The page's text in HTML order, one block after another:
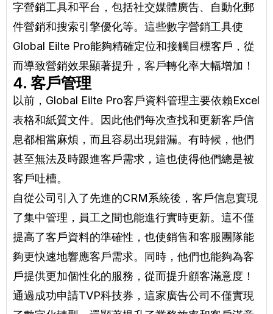
字營銷工具和平台，包括社交媒體廣告、自動化郵
件營銷和搜索引擎優化等。這些數字營銷工具使
Global Eilte Pro能夠精確定位和接觸目標客戶，從
而導致營銷效果顯著提升，客戶轉化率大幅增加！
4. 客戶管理
以前，Global Eilte Pro客戶資料管理主要依賴Excel
表格和紙質文件。因此他們每次查找和更新客戶信
息都相當麻煩，而且容易出現錯漏。有時候，他們
甚至無法及時跟進客戶需求，這也使得他們總是被
客戶吐槽。
自從公司引入了先進的CRM系統後，客戶信息實現
了集中管理，員工之間也能進行實時更新。這不僅
提高了客戶資料的準確性，也使銷售和客服團隊能
夠更快速地響應客戶需求。同時，他們也能夠為客
戶提供更加個性化的服務，從而提升顧客滿意度！
通過成功申請TVP科技券，這家廣告公司不僅實現